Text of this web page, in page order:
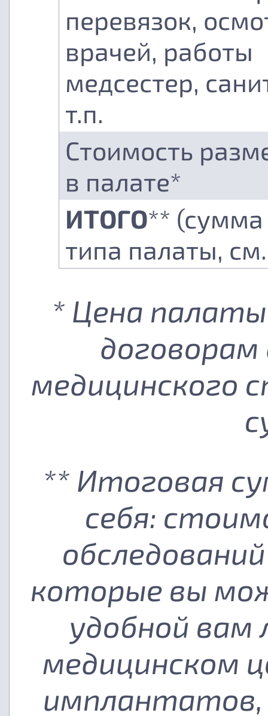
перевязок,
врачей, работы
медсестер,
т.п.
Стоимость
в палате*
ИТОГО** (сумма
типа палаты,
* Цена
договорам
медицинского
** Итоговая
себя:
которые вы
удобной вам
медицинском